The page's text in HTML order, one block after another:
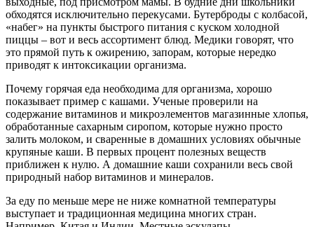
обходятся исключительно перекусами. Бутерброды с колбасой,
«набег» на пункты быстрого питания с куском холодной
пиццы – вот и весь ассортимент блюд. Медики говорят, что
это прямой путь к ожирению, запорам, которые нередко
приводят к интоксикации организма.
Почему горячая еда необходима для организма, хорошо
показывает пример с кашами. Ученые проверили на
содержание витаминов и микроэлементов магазинные хлопья,
обработанные сахарным сиропом, которые нужно просто
залить молоком, и сваренные в домашних условиях обычные
крупяные каши. В первых процент полезных веществ
приближен к нулю. А домашние каши сохранили весь свой
природный набор витаминов и минералов.
За еду по меньше мере не ниже комнатной температуры
выступает и традиционная медицина многих стран.